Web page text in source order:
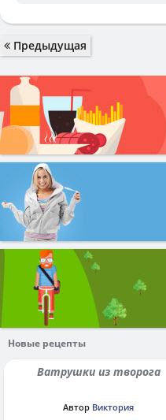
Предыдущая
Новые рецепты
Ватрушки из творога
Автор Виктория